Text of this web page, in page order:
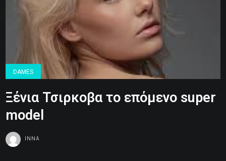
DAMES
Ξένια Τσιρκοβα το επόμενο super
model
INNA